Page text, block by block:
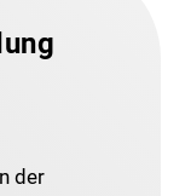
der